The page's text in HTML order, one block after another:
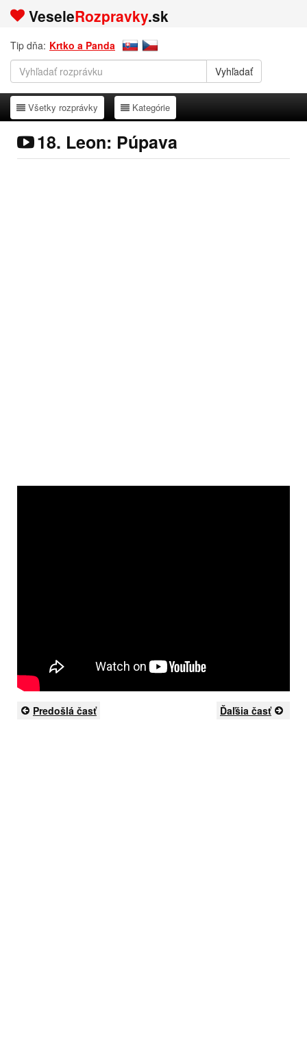
VeseleRozpravky.sk
Tip dňa: Krtko a Panda
Všetky rozprávky
Všetky rozprávky Kategórie
Kategórie
18. Leon: Púpava
Predošlá časť Ďaľšia časť